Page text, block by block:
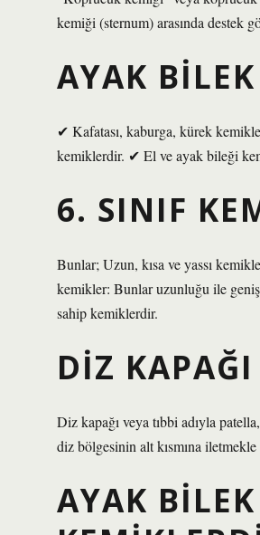
kemiği (sternum) arasında destek
AYAK
✔ Kafatası, kaburga, kürek
kemiklerdir. ✔ El ve ayak bileği
6. SINIF
Bunlar; Uzun, kısa ve yassı
kemikler: Bunlar uzunluğu ile
sahip kemiklerdir.
DIZ
Diz kapağı veya tıbbi adıyla
diz bölgesinin alt kısmına
AYAK